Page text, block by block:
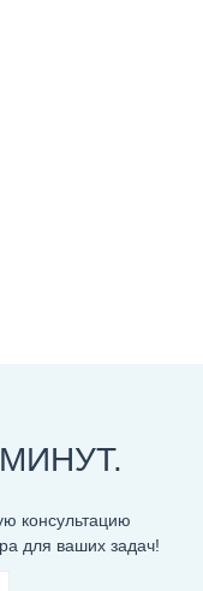
консультацию
для ваших задач!